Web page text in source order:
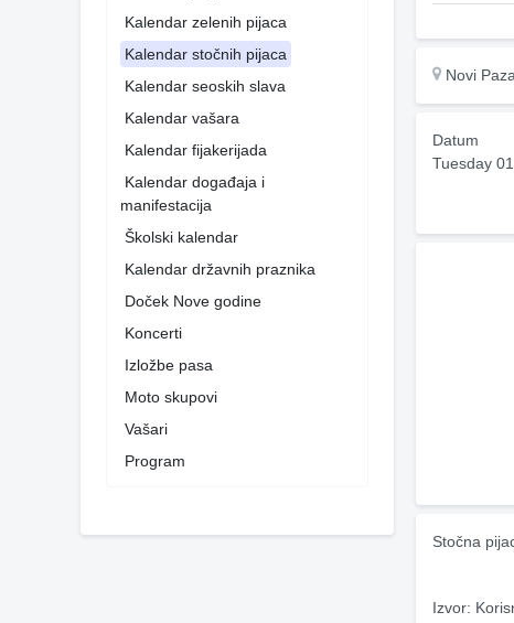
Kalendar zelenih pijaca
Kalendar stočnih pijaca
Kalendar seoskih slava
Kalendar vašara
Kalendar fijakerijada
Kalendar događaja i
manifestacija
Školski kalendar
Kalendar državnih praznika
Doček Nove godine
Koncerti
Izložbe pasa
Moto skupovi
Vašari
Program
Novi
Datum
Tuesday
Stočna
Izvor: